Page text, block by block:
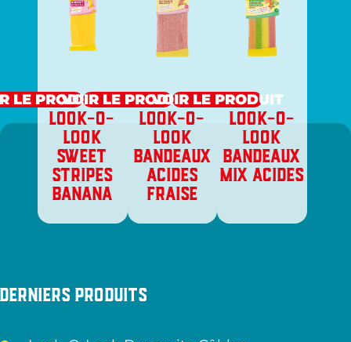
LOOK-O-
LOOK
SWEET
STRIPES
BANANA
LE PRODUIT
LOOK-O-
LOOK
BANDEAUX
ACIDES
FRAISE
VOIR LE PRODUIT
LOOK-O-
LOOK
BANDEAUX
MIX ACIDES
VOIR LE PRODUIT
Derniers produits